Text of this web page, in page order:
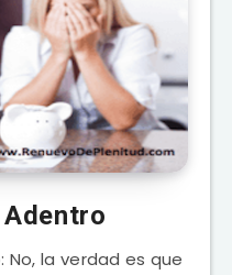
la verdad es que